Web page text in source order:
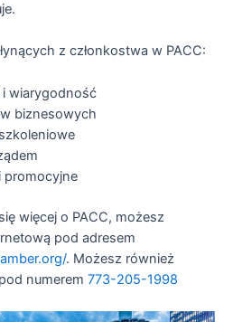
z członkostwa w PACC:
wiarygodność
biznesowych
promocyjne
więcej o PACC, możesz
pod adresem
. Możesz również
numerem 773-205-1998